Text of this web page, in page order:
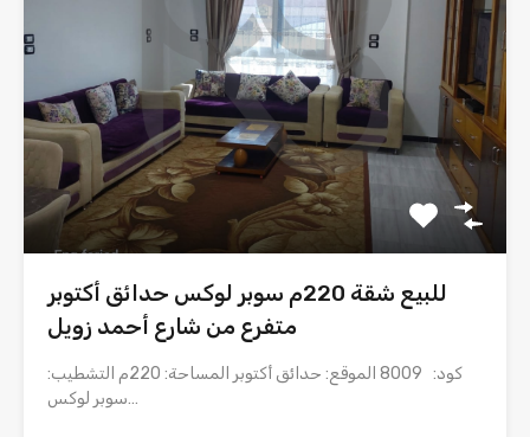
للبيع شقة 220م سوبر لوكس حدائق أكتوبر
متفرع من شارع أحمد زويل
كود: 8009 الموقع: حدائق أكتوبر المساحة: 220م التشطيب:
سوبر لوكس…